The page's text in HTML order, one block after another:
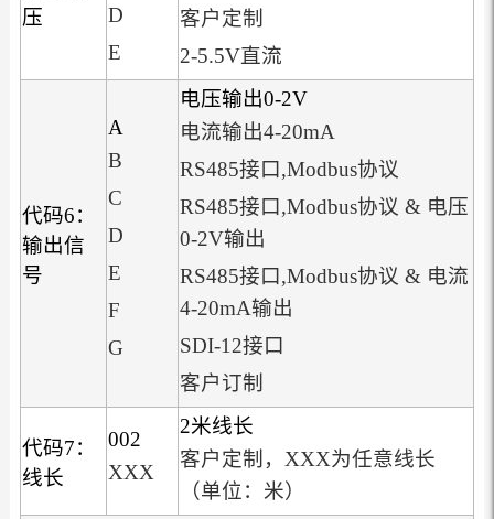
压
D
E
客户定制
2-5.5V直流
代码6：
输出信
号
A
B
C
D
E
F
G
电压输出0-2V
电流输出4-20mA
RS485接口,Modbus协议
RS485接口,Modbus协议 & 电压
0-2V输出
RS485接口,Modbus协议 & 电流
4-20mA输出
SDI-12接口
客户订制
代码7：
线长
002
XXX
2米线长
客户定制，XXX为任意线长
（单位：米）